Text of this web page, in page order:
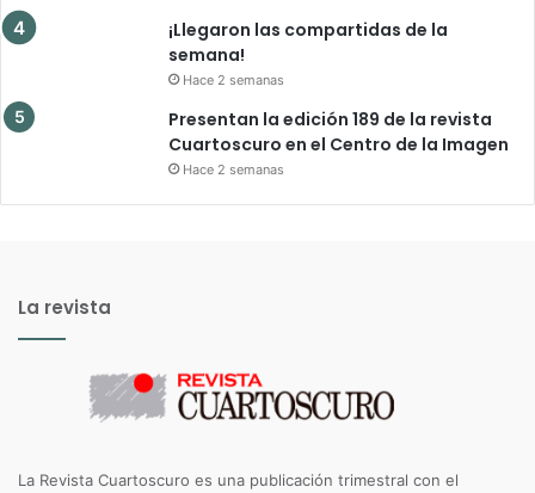
¡Llegaron las compartidas de la
semana!
Hace 2 semanas
Presentan la edición 189 de la revista
Cuartoscuro en el Centro de la Imagen
Hace 2 semanas
La revista
La Revista Cuartoscuro es una publicación trimestral con el